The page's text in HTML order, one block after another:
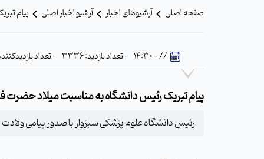
صفحه اصلی آرشیوهای اخبار آرشیو اخبار اصلی پیام
// - 14:30 - تعداد بازدید: 3336 - تعداد بازدیدکننده: 470
پیام تبریک رئیس دانشگاه به مناسبت میلاد حضرت
رئیس دانشگاه علوم پزشکی سبزوار با صدور پیامی